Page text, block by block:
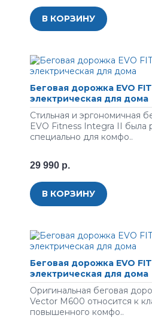
В КОРЗИНУ
Беговая дорожка EVO
электрическая для дома
Стильная и эргономичная
EVO Fitness Integra II была
специально для комфо..
29 990 р.
В КОРЗИНУ
Беговая дорожка EVO
электрическая для дома
Оригинальная беговая
Vector M600 относится к
повышенного комфо..